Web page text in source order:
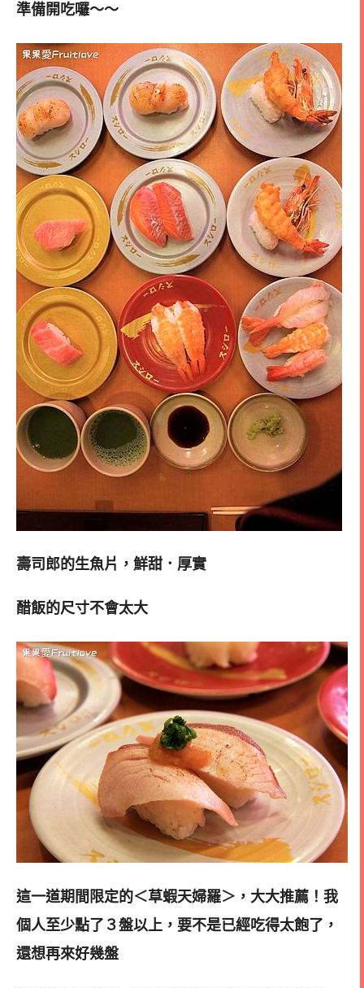
準備開吃囉～～
壽司郎的生魚片，鮮甜．厚實
醋飯的尺寸不會太大
這一道期間限定的＜草蝦天婦羅＞，大大推薦！我
個人至少點了３盤以上，要不是已經吃得太飽了，
還想再來好幾盤